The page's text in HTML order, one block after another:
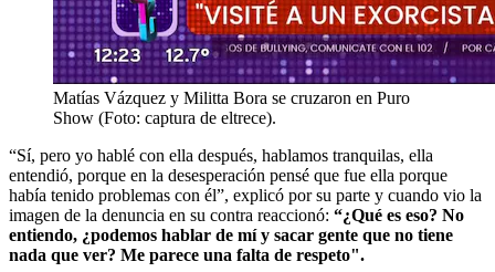
Matías Vázquez y Militta Bora se cruzaron en Puro
Show (Foto: captura de eltrece).
“Sí, pero yo hablé con ella después, hablamos tranquilas, ella
entendió, porque en la desesperación pensé que fue ella porque
había tenido problemas con él”, explicó por su parte y cuando vio la
imagen de la denuncia en su contra reaccionó: “¿Qué es eso? No
entiendo, ¿podemos hablar de mí y sacar gente que no tiene
nada que ver? Me parece una falta de respeto".